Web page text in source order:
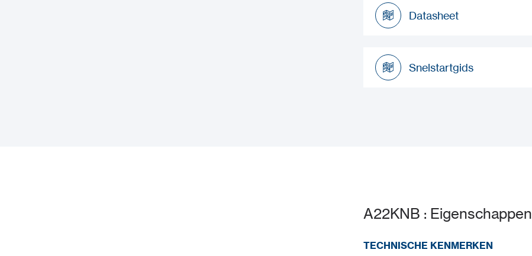
Datasheet
Snelstartgids
A22KNB : Eigenschappen
TECHNISCHE KENMERKEN